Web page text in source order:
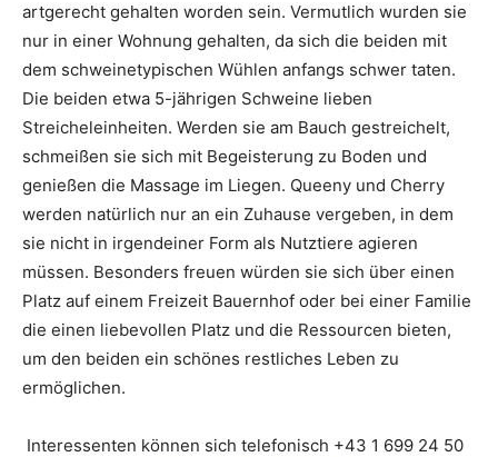
artgerecht gehalten worden sein. Vermutlich wurden sie
nur in einer Wohnung gehalten, da sich die beiden mit
dem schweinetypischen Wühlen anfangs schwer taten.
Die beiden etwa 5-jährigen Schweine lieben
Streicheleinheiten. Werden sie am Bauch gestreichelt,
schmeißen sie sich mit Begeisterung zu Boden und
genießen die Massage im Liegen. Queeny und Cherry
werden natürlich nur an ein Zuhause vergeben, in dem
sie nicht in irgendeiner Form als Nutztiere agieren
müssen. Besonders freuen würden sie sich über einen
Platz auf einem Freizeit Bauernhof oder bei einer Familie
die einen liebevollen Platz und die Ressourcen bieten,
um den beiden ein schönes restliches Leben zu
ermöglichen.
Interessenten können sich telefonisch +43 1 699 24 50